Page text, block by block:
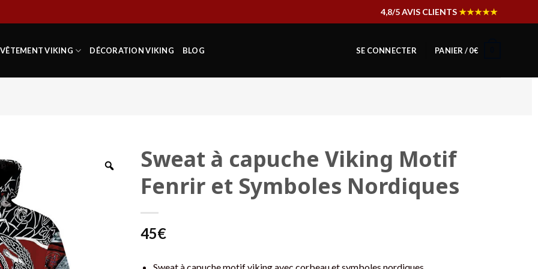
4,8/5 AVIS CLIENTS★★★★★
VÊTEMENT VIKING DÉCORATION VIKING BLOG SE CONNECTER PANIER /0€
Sweat à capuche Viking Motif
Fenrir et Symboles Nordiques
45€